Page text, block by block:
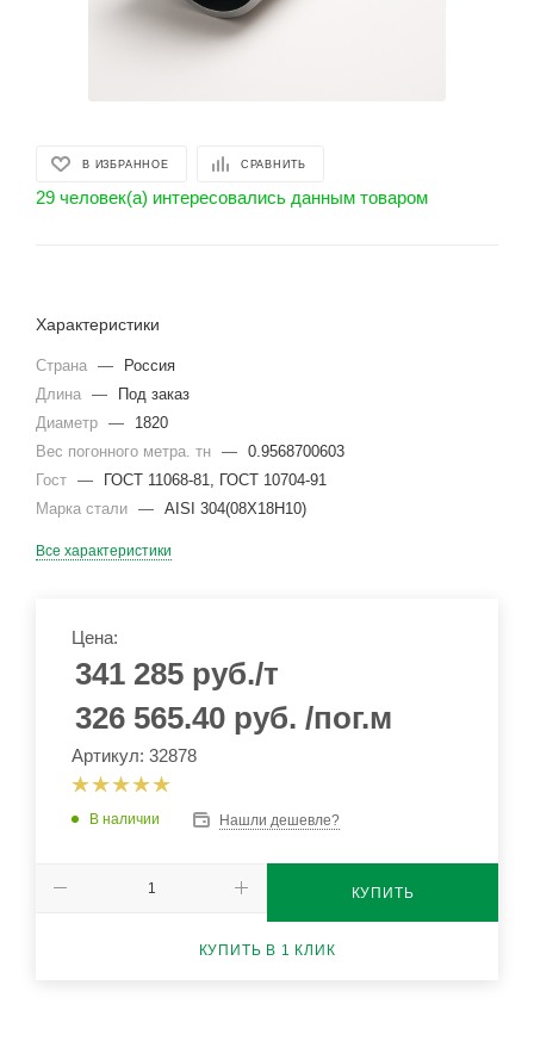
В ИЗБРАННОЕ СРАВНИТЬ
29 человек(а) интересовались данным товаром
Характеристики
Страна —
Россия
Длина —
Под заказ
Диаметр —
1820
Вес погонного метра. тн — 0.9568700603
Гост —
ГОСТ 11068-81, ГОСТ 10704-91
Марка стали — AISI 304(08Х18Н10)
Все характеристики
Цена:
341 285 руб./т
326 565.40 руб. /пог.м
Артикул: 32878
В наличии Нашли дешевле?
КУПИТЬ
КУПИТЬ В 1 КЛИК